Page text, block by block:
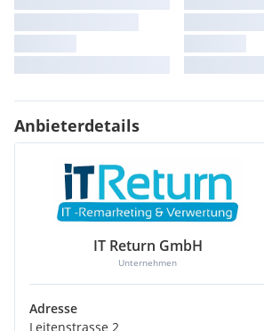
Anbieterdetails
IT Return GmbH
Unternehmen
Adresse
Leitenstrasse 2